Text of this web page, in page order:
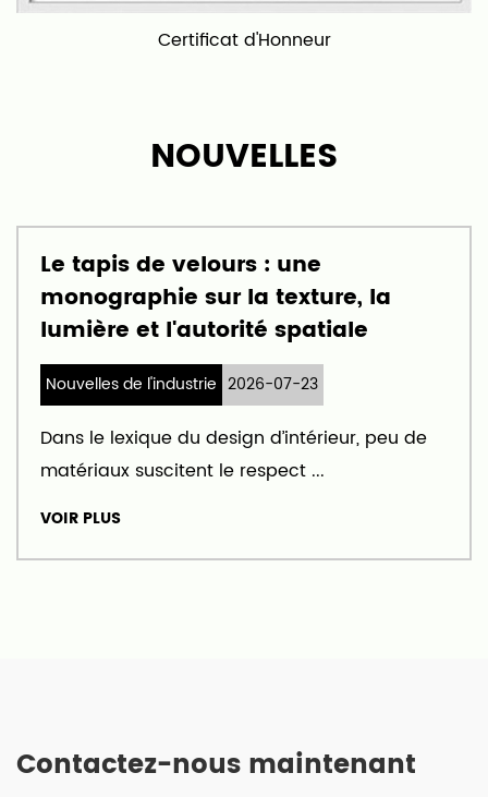
principaux fabricants de tapis et moquettes en
Chine et même dans le monde.
Certificat d'Honneur
NOUVELLES
Le tapis de velours : une
monographie sur la texture, la
lumière et l'autorité spatiale
Nouvelles de l'industrie 2026-07-23
Dans le lexique du design d’intérieur, peu de
matériaux suscitent le respect ...
VOIR PLUS
Contactez-nous maintenant